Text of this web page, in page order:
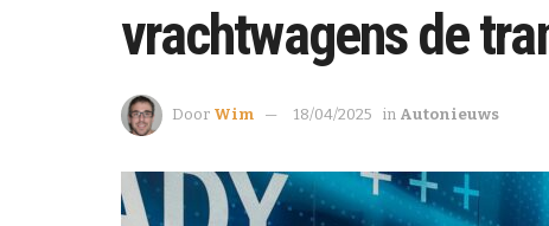
vrachtwagens de
Door Wim 18/04/2025 in Autonieuws